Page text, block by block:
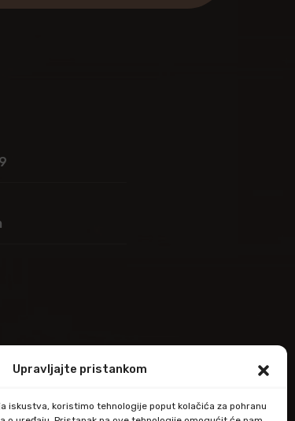
Upravljajte pristankom
iskustva, koristimo tehnologije poput kolačića za pohranu